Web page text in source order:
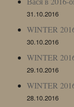
31.10.2016
WINTER
30.10.2016
WINTER
29.10.2016
WINTER
28.10.2016